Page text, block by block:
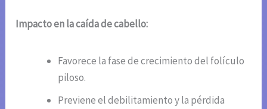
Impacto en la caída de cabello:
Favorece la fase de crecimiento del folículo
piloso.
Previene el debilitamiento y la pérdida